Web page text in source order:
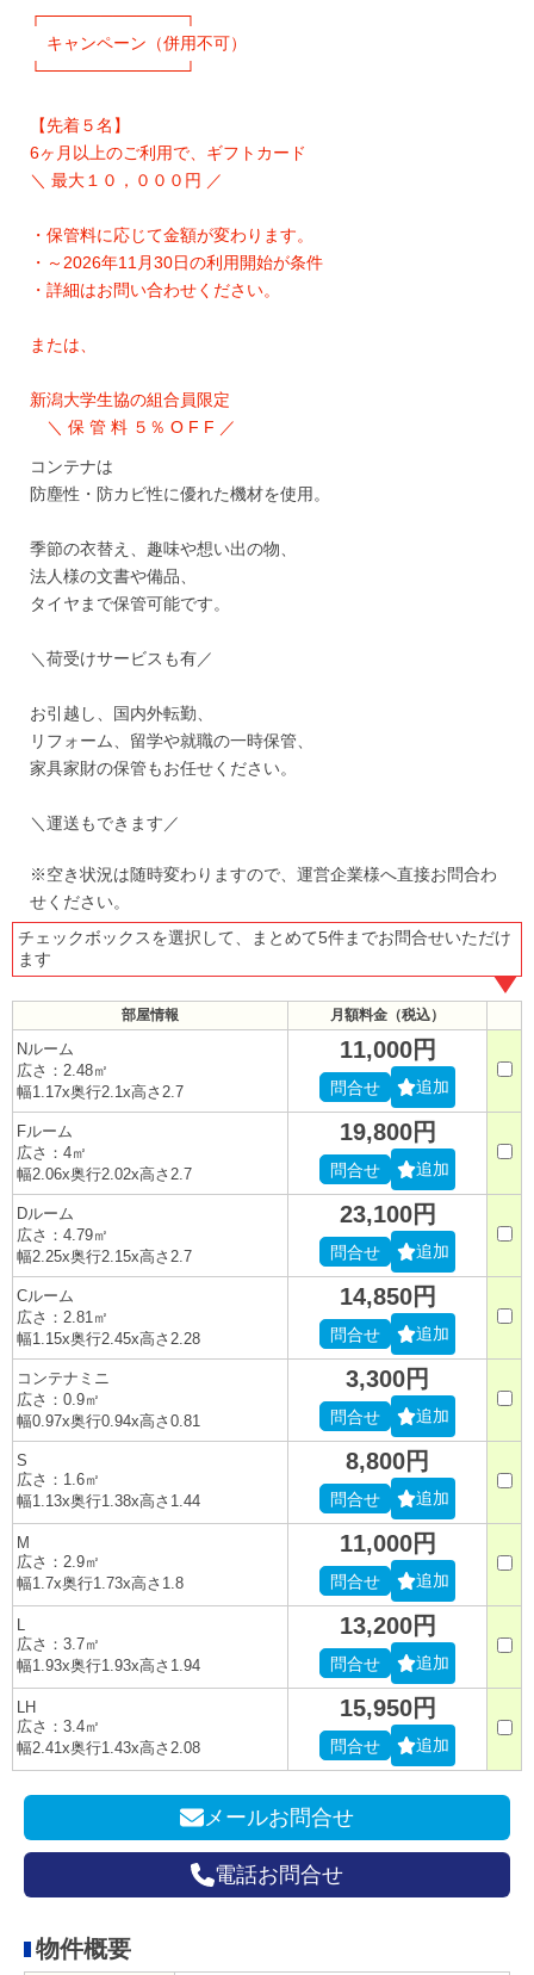
┌────────────┐
キャンペーン（併用不可）
└────────────┘
【先着５名】
6ヶ月以上のご利用で、ギフトカード
＼ 最大１０，０００円 ／
・保管料に応じて金額が変わります。
・～2026年11月30日の利用開始が条件
・詳細はお問い合わせください。
または、
新潟大学生協の組合員限定
＼ 保 管 料 ５％ O F F ／
コンテナは
防塵性・防カビ性に優れた機材を使用。
季節の衣替え、趣味や想い出の物、
法人様の文書や備品、
タイヤまで保管可能です。
＼荷受けサービスも有／
お引越し、国内外転勤、
リフォーム、留学や就職の一時保管、
家具家財の保管もお任せください。
＼運送もできます／
※空き状況は随時変わりますので、運営企業様へ直接お問合わ
せください。
チェックボックスを選択して、まとめて5件までお問合せいただけ
ます
部屋情報 月額料金（税込）
Nルーム
広さ：2.48㎡
幅1.17x奥行2.1x高さ2.7
11,000円
問合せ 追加
Fルーム
広さ：4㎡
幅2.06x奥行2.02x高さ2.7
19,800円
問合せ 追加
Dルーム
広さ：4.79㎡
幅2.25x奥行2.15x高さ2.7
23,100円
問合せ 追加
Cルーム
広さ：2.81㎡
幅1.15x奥行2.45x高さ2.28
14,850円
問合せ 追加
コンテナミニ
広さ：0.9㎡
幅0.97x奥行0.94x高さ0.81
3,300円
問合せ 追加
S
広さ：1.6㎡
幅1.13x奥行1.38x高さ1.44
8,800円
問合せ 追加
M
広さ：2.9㎡
幅1.7x奥行1.73x高さ1.8
11,000円
問合せ 追加
L
広さ：3.7㎡
幅1.93x奥行1.93x高さ1.94
13,200円
問合せ 追加
LH
広さ：3.4㎡
幅2.41x奥行1.43x高さ2.08
15,950円
問合せ 追加
メールお問合せ
電話お問合せ
物件概要